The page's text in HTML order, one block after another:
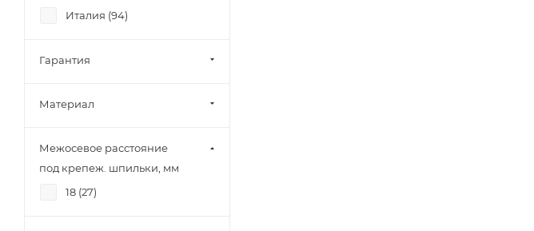
Италия (94)
Гарантия
Материал
Межосевое расстояние
под крепеж. шпильки, мм
18 (27)